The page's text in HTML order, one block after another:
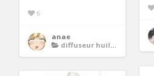
6
anae
diffuseur huiles essentielles